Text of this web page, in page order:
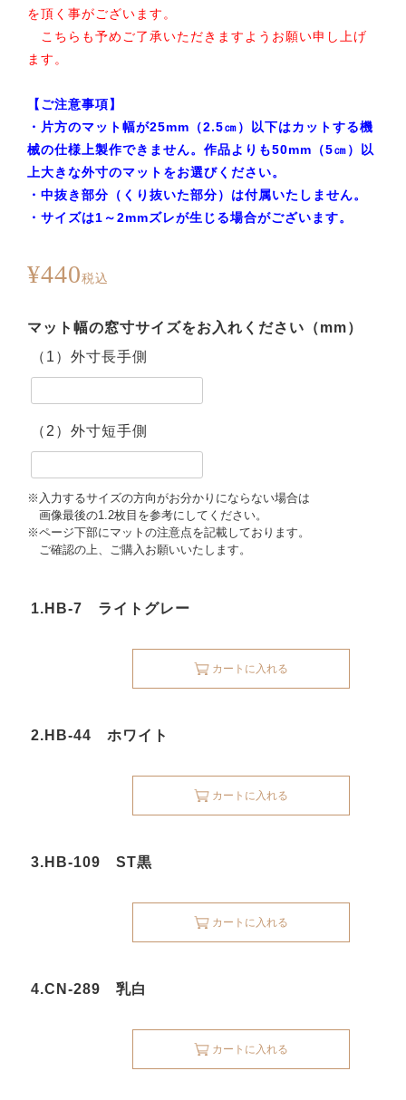
を頂く事がございます。
こちらも予めご了承いただきますようお願い申し上げ
ます。
【ご注意事項】
・片方のマット幅が25mm（2.5㎝）以下はカットする機
械の仕様上製作できません。作品よりも50mm（5㎝）以
上大きな外寸のマットをお選びください。
・中抜き部分（くり抜いた部分）は付属いたしません。
・サイズは1～2mmズレが生じる場合がございます。
¥440税込
（1）外寸長手側
（2）外寸短手側
1.HB-7 ライトグレー
カートに入れる
2.HB-44 ホワイト
カートに入れる
3.HB-109 ST黒
カートに入れる
4.CN-289 乳白
カートに入れる